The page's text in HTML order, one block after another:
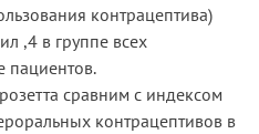
контрацептива)
,4 в группе всех
пациентов.
сравним с индексом
контрацептивов в